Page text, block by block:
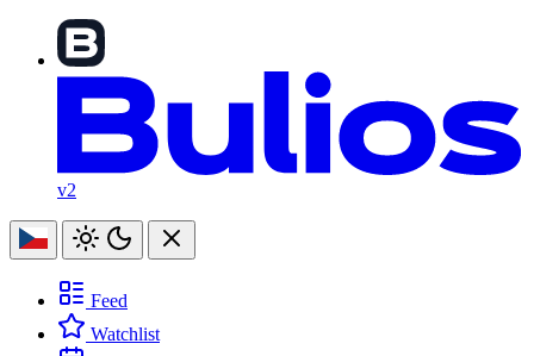
v2
Feed
Watchlist